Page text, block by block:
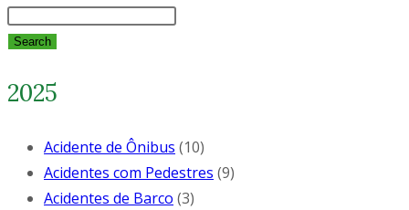
Search
2025
Acidente de Ônibus (10)
Acidentes com Pedestres (9)
Acidentes de Barco (3)